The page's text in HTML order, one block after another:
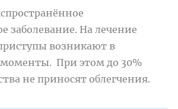
заболевание. На лечение
возникают в
При этом до 30%
не приносят облегчения.